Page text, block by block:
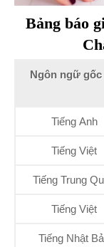
Bảng báo
Ngôn ngữ gốc
Tiếng Anh
Tiếng Việt
Tiếng Trung
Tiếng Việt
Tiếng Nhật